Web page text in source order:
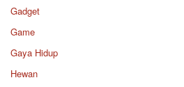
Gadget
Game
Gaya Hidup
Hewan